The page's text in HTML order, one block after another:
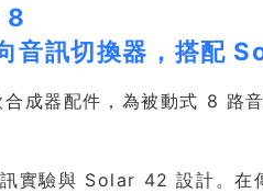
8
訊切換器，搭配
器配件，為被動式 8 路
實驗與 Solar 42 設計。在